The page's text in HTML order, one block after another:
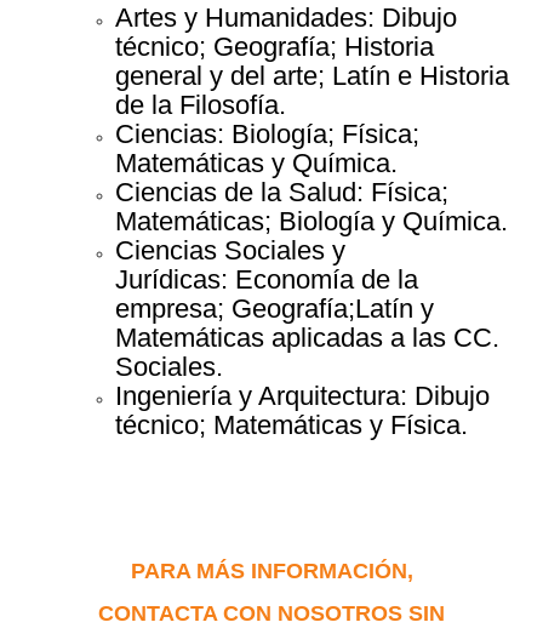
Artes y Humanidades: Dibujo
técnico; Geografía; Historia
general y del arte; Latín e Historia
de la Filosofía.
Ciencias: Biología; Física;
Matemáticas y Química.
Ciencias de la Salud: Física;
Matemáticas; Biología y Química.
Ciencias Sociales y
Jurídicas: Economía de la
empresa; Geografía;Latín y
Matemáticas aplicadas a las CC.
Sociales.
Ingeniería y Arquitectura: Dibujo
técnico; Matemáticas y Física.
PARA MÁS INFORMACIÓN,
CONTACTA CON NOSOTROS SIN